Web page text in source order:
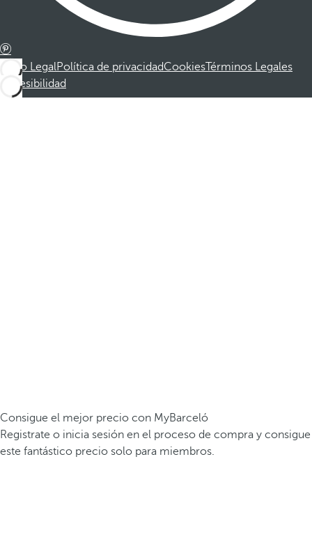
Aviso LegalPolítica de privacidadCookiesTérminos Legales
Accesibilidad
Consigue el mejor precio con MyBarceló
Registrate o inicia sesión en el proceso de compra y consigue
este fantástico precio solo para miembros.